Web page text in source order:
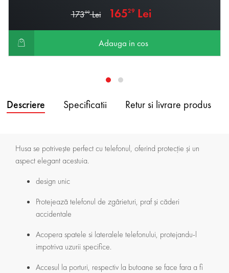
17399Lei 16529Lei
Adauga in cos
Descriere Specificatii Retur si livrare produs
Husa se potrivește perfect cu telefonul, oferind protecție și un
aspect elegant acestuia.
design unic
Protejează telefonul de zgârieturi, praf și căderi
accidentale
Acopera spatele si lateralele telefonului, protejandu-l
impotriva uzurii specifice.
Accesul la porturi, respectiv la butoane se face fara a fi